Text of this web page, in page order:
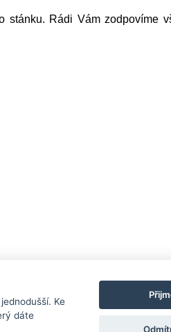
Rádi Vám zodpovíme
Ke
dáte